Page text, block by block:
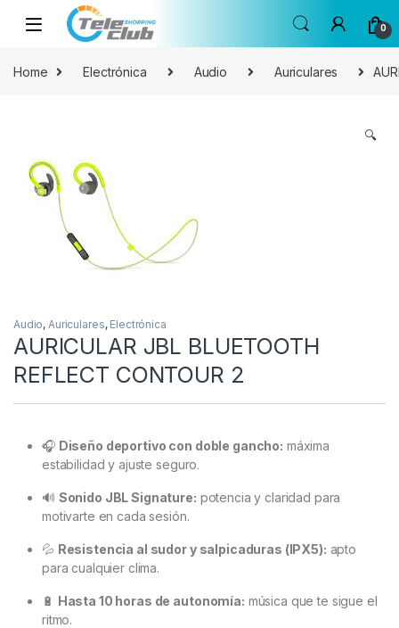
Skip to navigation
Skip to content
0
Home Electrónica Audio Auriculares
🔍
Audio, Auriculares, Electrónica
AURICULAR JBL BLUETOOTH
REFLECT CONTOUR 2
🎧 Diseño deportivo con doble gancho: máxima
estabilidad y ajuste seguro.
🔊 Sonido JBL Signature: potencia y claridad para
motivarte en cada sesión.
💦 Resistencia al sudor y salpicaduras (IPX5): apto
para cualquier clima.
🔋 Hasta 10 horas de autonomía: música que te sigue el
ritmo.